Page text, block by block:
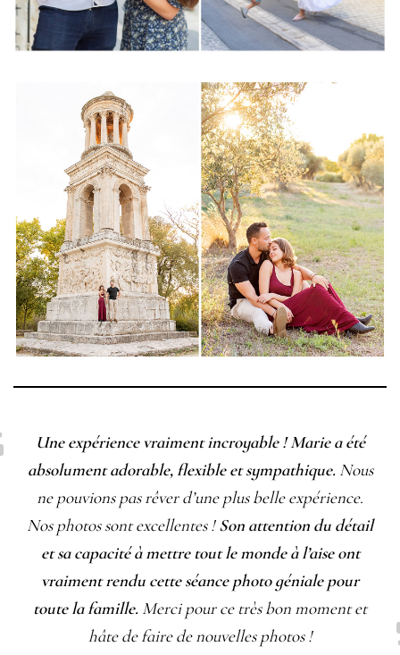
Une expérience vraiment incroyable !Marie a été
absolument adorable, flexible et sympathique.Nous
ne pouvions pas rêver d’une plus belle expérience.
Nos photos sont excellentes !Son attention du détail
et sa capacité à mettre tout le monde à l’aise ont
vraiment rendu cette séance photo géniale pour
toute la famille. Merci pour ce très bon moment et
hâte de faire de nouvelles photos !